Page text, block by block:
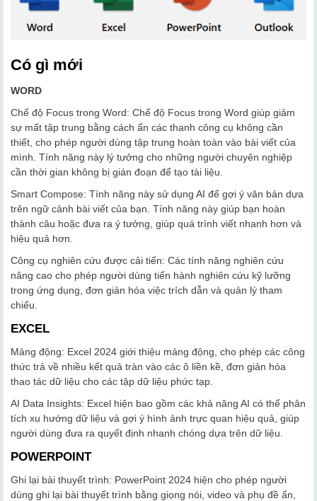
Có gì mới
WORD
Chế độ Focus trong Word: Chế độ Focus trong Word giúp giảm
sự mất tập trung bằng cách ẩn các thanh công cụ không cần
thiết, cho phép người dùng tập trung hoàn toàn vào bài viết của
mình. Tính năng này lý tưởng cho những người chuyên nghiệp
cần thời gian không bị gián đoạn để tạo tài liệu.
Smart Compose: Tính năng này sử dụng AI để gợi ý văn bản dựa
trên ngữ cảnh bài viết của bạn. Tính năng này giúp bạn hoàn
thành câu hoặc đưa ra ý tưởng, giúp quá trình viết nhanh hơn và
hiệu quả hơn.
Công cụ nghiên cứu được cải tiến: Các tính năng nghiên cứu
nâng cao cho phép người dùng tiến hành nghiên cứu kỹ lưỡng
trong ứng dụng, đơn giản hóa việc trích dẫn và quản lý tham
chiếu.
EXCEL
Mảng động: Excel 2024 giới thiệu mảng động, cho phép các công
thức trả về nhiều kết quả tràn vào các ô liền kề, đơn giản hóa
thao tác dữ liệu cho các tập dữ liệu phức tạp.
AI Data Insights: Excel hiện bao gồm các khả năng AI có thể phân
tích xu hướng dữ liệu và gợi ý hình ảnh trực quan hiệu quả, giúp
người dùng đưa ra quyết định nhanh chóng dựa trên dữ liệu.
POWERPOINT
Ghi lại bài thuyết trình: PowerPoint 2024 hiện cho phép người
dùng ghi lại bài thuyết trình bằng giọng nói, video và phụ đề ẩn,